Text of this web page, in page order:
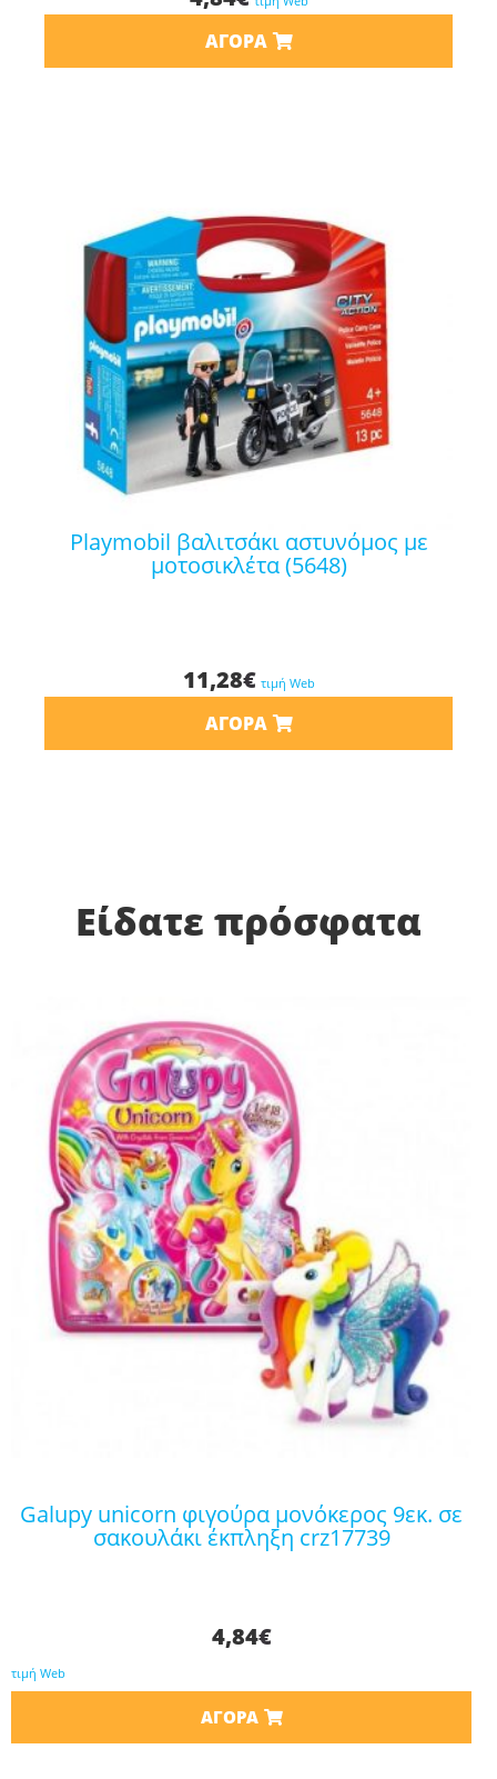
ΑΓΟΡΆ
playmobil βαλιτσάκι αστυνόμος με
μοτοσικλέτα (5648)
11,28€ τιμή Web
ΑΓΟΡΆ
Είδατε πρόσφατα
galupy unicorn φιγούρα μονόκερος 9εκ. σε
σακουλάκι έκπληξη crz17739
4,84€
τιμή Web
ΑΓΟΡΆ